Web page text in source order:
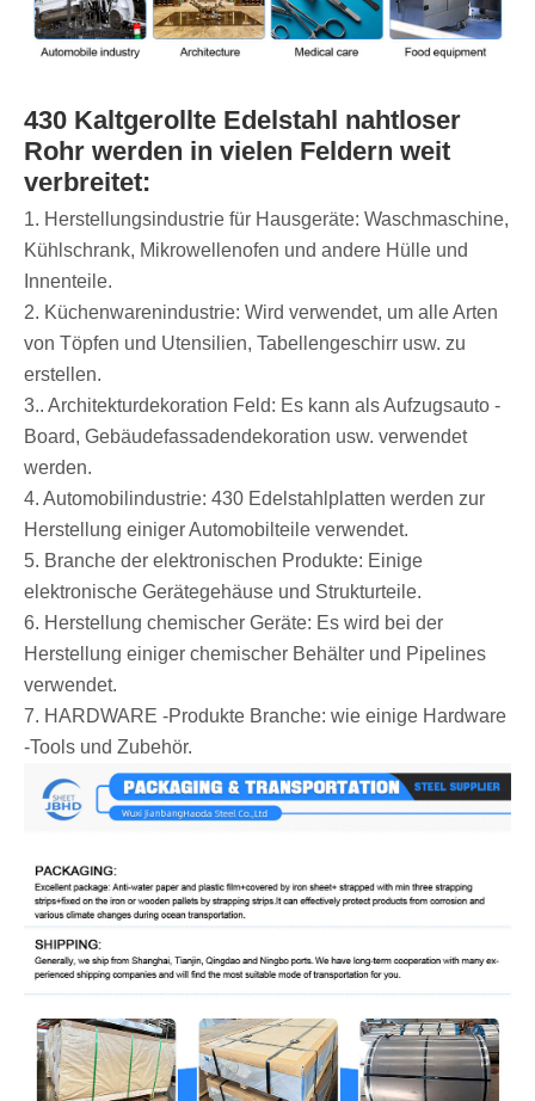
430 Kaltgerollte Edelstahl nahtloser
Rohr werden in vielen Feldern weit
verbreitet:
‌1. Herstellungsindustrie für Hausgeräte: Waschmaschine,
Kühlschrank, Mikrowellenofen und andere Hülle und
Innenteile.
2. Küchenwarenindustrie: Wird verwendet, um alle Arten
von Töpfen und Utensilien, Tabellengeschirr usw. zu
erstellen.
3.. Architekturdekoration Feld: Es kann als Aufzugsauto -
Board, Gebäudefassadendekoration usw. verwendet
werden.
4. Automobilindustrie: 430 Edelstahlplatten werden zur
Herstellung einiger Automobilteile verwendet.
5. Branche der elektronischen Produkte: Einige
elektronische Gerätegehäuse und Strukturteile.
6. Herstellung chemischer Geräte: Es wird bei der
Herstellung einiger chemischer Behälter und Pipelines
verwendet.
7. HARDWARE -Produkte Branche: wie einige Hardware
-Tools und Zubehör.